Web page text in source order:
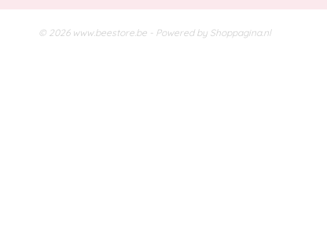
© 2026 www.beestore.be - Powered by Shoppagina.nl